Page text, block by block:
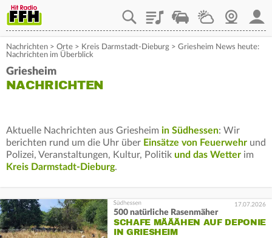
PlaylistStaupilotWetterWebcam
Nachrichten > Orte > Kreis Darmstadt-Dieburg > Griesheim News heute:
Nachrichten im Überblick
Griesheim
NACHRICHTEN
Aktuelle Nachrichten aus Griesheim in Südhessen: Wir
berichten rund um die Uhr über Einsätze von Feuerwehr und
Polizei, Veranstaltungen, Kultur, Politik und das Wetter im
Kreis Darmstadt-Dieburg.
17.07.2026
500 natürliche Rasenmäher
SCHAFE MÄÄÄHEN AUF DEPONIE
IN GRIESHEIM